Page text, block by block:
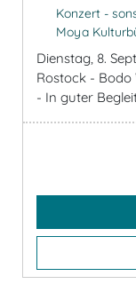
Konzert -
Moya
Dienstag, 8.
Rostock - Bodo
- In guter